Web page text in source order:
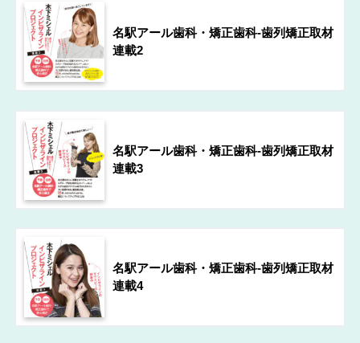
名駅アール歯科・矯正歯科-歯列矯正取材
連載2
名駅アール歯科・矯正歯科-歯列矯正取材
連載3
名駅アール歯科・矯正歯科-歯列矯正取材
連載4